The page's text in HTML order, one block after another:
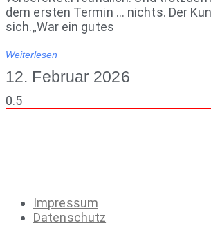
dem ersten Termin … nichts. Der
sich.„War ein gutes
Weiterlesen
12. Februar 2026
Impressum
Datenschutz